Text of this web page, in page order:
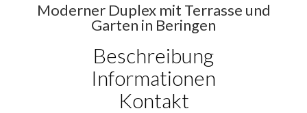
Moderner Duplex mit Terrasse und
Garten in Beringen
Beschreibung
Informationen
Kontakt